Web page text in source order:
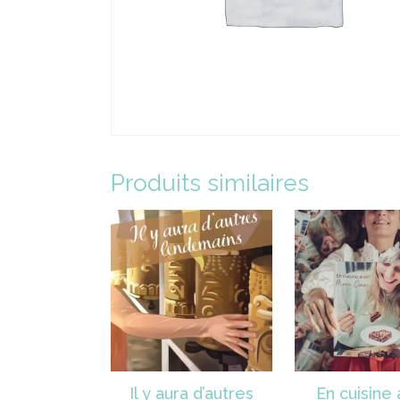
Produits similaires
Il y aura d’autres En cuisine